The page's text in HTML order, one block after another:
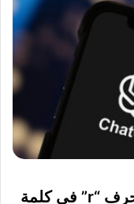
ChatGPT ينجح في تحديد عدد حرف “r” في كلمة